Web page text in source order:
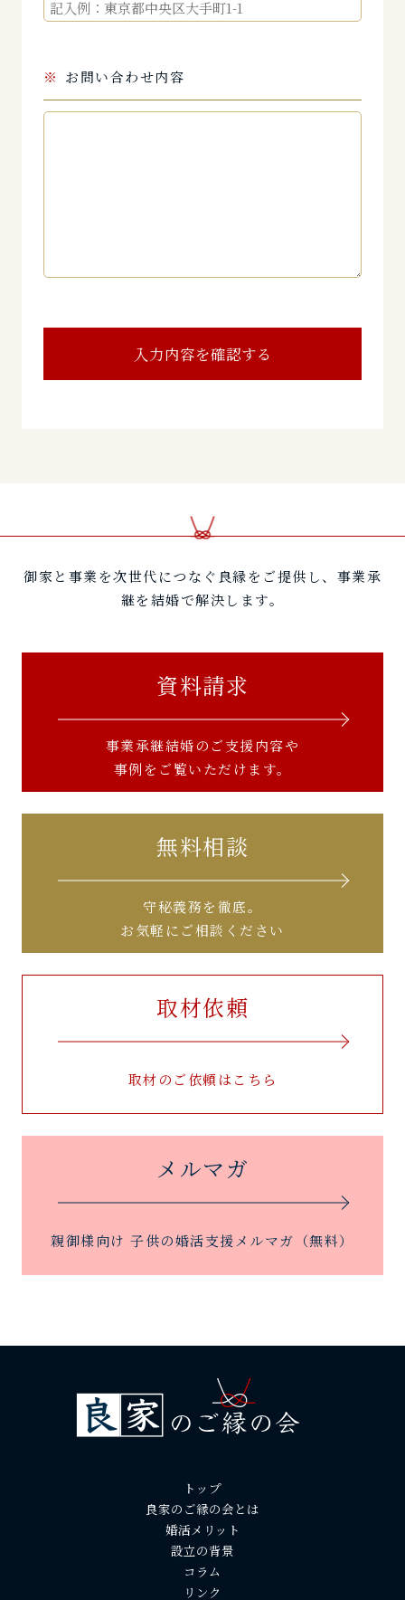
お問い合わせ内容
御家と事業を次世代につなぐ良縁をご提供し、事業承
継を結婚で解決します。
資料請求
事業承継結婚のご支援内容や
事例をご覧いただけます。
無料相談
守秘義務を徹底。
お気軽にご相談ください
取材依頼
取材のご依頼はこちら
メルマガ
親御様向け 子供の婚活支援メルマガ（無料）
トップ
良家のご縁の会とは
婚活メリット
設立の背景
コラム
リンク